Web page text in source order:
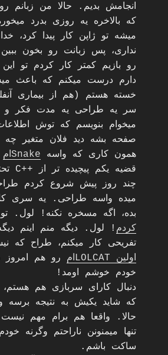
انجامش بدیم. حالا من زبانم
که بالاخره یه روزی بدرد
میشه تو ژاپن کار پیدا کرد،
نداری، پس زبانت رو بخون
رو بازیم کمتر کار کردم تو
دارم درست میکنم که باعث
خسته هستم (هم از بیماری
سر یه طراحی یه مدت فکر و
میخوام بنویسم که توش
صفحه بشه دید فلان متغیر
همون کاری که واسه Snakeام
قضیه یکم پیچیده تر از ++C تحته DOSه.
میده واسه طراحی. یه سری
بده، اگه مسخره نکنه! لول.
کردم ! لول. دیگه منم اینم
تفریحی کار میکنم، طراح که
اولین LOLCATام
رو هم
خودم خوشم اومد!
دنبال کارای سربازی هم
که شاید یکیش به نتیجه
حالا. واقعا هم برام مهم نیست
تنها میمنونن ناراحتم وگرنه
ساکت باشم.